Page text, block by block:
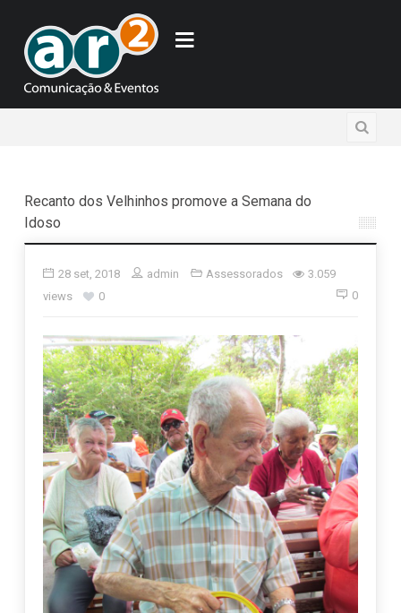
Recanto dos Velhinhos promove a Semana do
Idoso
28 set, 2018 admin Assessorados
3.059
views
0 0